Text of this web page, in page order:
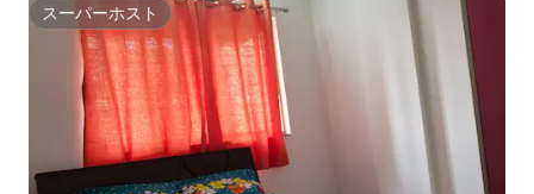
スーパーホスト
スーパーホスト